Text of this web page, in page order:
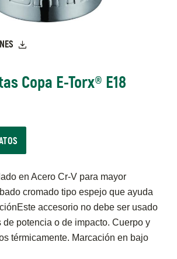
Copa E-Torx® E18
en Acero Cr-V para mayor
cromado tipo espejo que ayuda
accesorio no debe ser usado
de potencia o de impacto. Cuerpo y
térmicamente. Marcación en bajo